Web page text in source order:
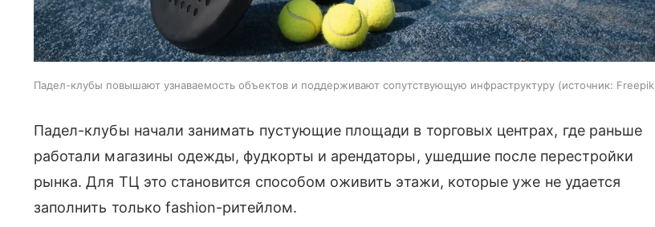
Падел-клубы повышают узнаваемость объектов и поддерживают сопутствующую инфраструктуру источник: Freepik
Падел-клубы начали занимать пустующие площади в торговых центрах, где раньше
работали магазины одежды, фудкорты и арендаторы, ушедшие после перестройки
рынка. Для ТЦ это становится способом оживить этажи, которые уже не удается
заполнить только fashion-ритейлом.